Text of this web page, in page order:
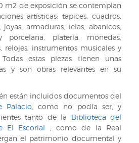
m2 de exposición se contemplan
artísticas: tapices, cuadros,
armaduras, telas, abanicos,
platería, monedas,
relojes, instrumentos musicales y
estas piezas tienen unas
y son obras relevantes en su
están incluidos documentos del
Palacio , como no podía ser, y
tanto de la Biblioteca del
El Escorial , como de la Real
el patrimonio documental y